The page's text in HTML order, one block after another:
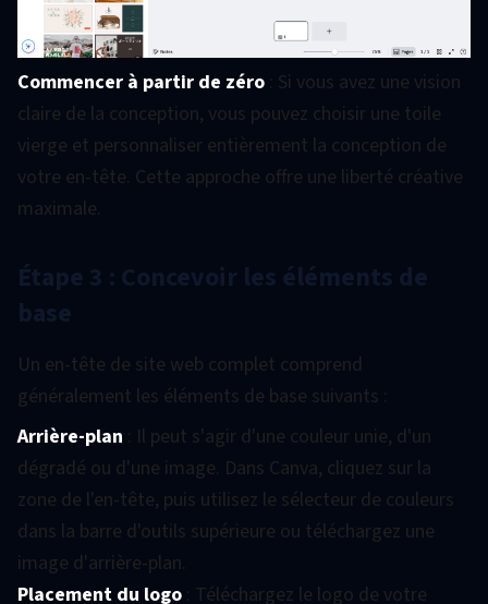
Commencer à partir de zéro : Si vous avez une vision
claire de la conception, vous pouvez choisir une toile
vierge et personnaliser entièrement la conception de
votre en-tête. Cette approche offre une liberté créative
maximale.
Étape 3 : Concevoir les éléments de
base
Un en-tête de site web complet comprend
généralement les éléments de base suivants :
Arrière-plan : Il peut s'agir d'une couleur unie, d'un
dégradé ou d'une image. Dans Canva, cliquez sur la
zone de l'en-tête, puis utilisez le sélecteur de couleurs
dans la barre d'outils supérieure ou téléchargez une
image d'arrière-plan.
Placement du logo : Téléchargez le logo de votre